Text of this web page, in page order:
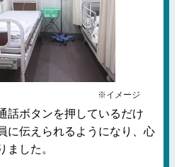
話ボタンを押しているだけ
に伝えられるようになり、心
ました。